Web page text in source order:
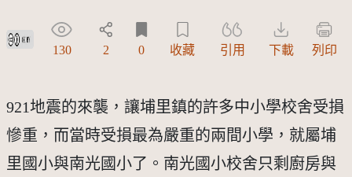
創用CC姓名標示 3.0 台灣及其後版本(CC BY 3.0 TW +)
130 2 0 收藏 引用 下載 列印
921地震的來襲，讓埔里鎮的許多中小學校舍受損
慘重，而當時受損最為嚴重的兩間小學，就屬埔
里國小與南光國小了。南光國小校舍只剩廚房與